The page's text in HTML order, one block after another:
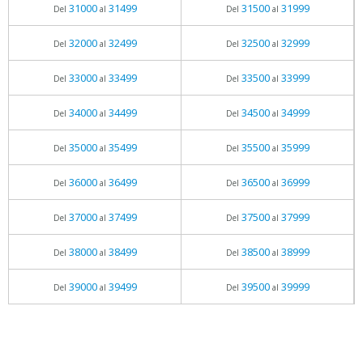
Del 31000al 31499 Del 31500al 31999
Del 32000al 32499 Del 32500al 32999
Del 33000al 33499 Del 33500al 33999
Del 34000al 34499 Del 34500al 34999
Del 35000al 35499 Del 35500al 35999
Del 36000al 36499 Del 36500al 36999
Del 37000al 37499 Del 37500al 37999
Del 38000al 38499 Del 38500al 38999
Del 39000al 39499 Del 39500al 39999